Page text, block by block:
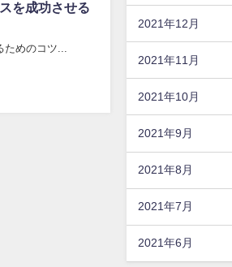
を成功させる
めのコツ...
2021年12月
2021年11月
2021年10月
2021年9月
2021年8月
2021年7月
2021年6月